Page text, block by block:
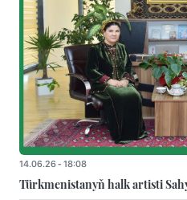
14.06.26 - 18:08
Türkmenistanyň halk artisti